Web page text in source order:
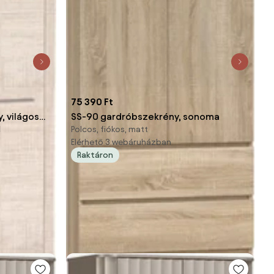
világos
75 390 Ft
SS-90 gardróbszekrény, sonoma
Polcos, fiókos, matt
Elérhető 3 webáruházban
Raktáron